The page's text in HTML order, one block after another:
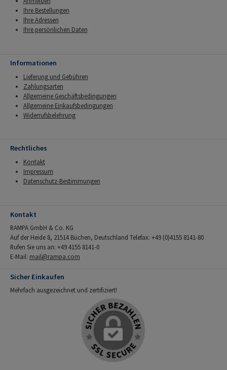
Ihre Bestellungen
Ihre Adressen
Ihre persönlichen Daten
Informationen
Lieferung und Gebühren
Zahlungsarten
Allgemeine Geschäftsbedingungen
Allgemeine Einkaufsbedingungen
Widerrufsbelehrung
Rechtliches
Kontakt
Impressum
Datenschutz-Bestimmungen
Kontakt
RAMPA GmbH & Co. KG
Auf der Heide 8, 21514 Büchen, Deutschland Telefax: +49 (0)4155 8141-80
Rufen Sie uns an: +49 4155 8141-0
E-Mail: mail@rampa.com
Sicher Einkaufen
Mehrfach ausgezeichnet und zertifiziert!